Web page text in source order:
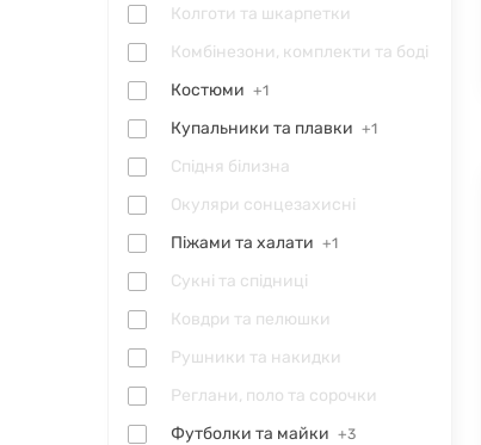
Колготи та шкарпетки
Комбінезони, комплекти та боді
Костюми +1
Купальники та плавки +1
Спідня білизна
Окуляри сонцезахисні
Піжами та халати +1
Сукні та спідниці
Ковдри та пелюшки
Рушники та накидки
Реглани, поло та сорочки
Футболки та майки +3